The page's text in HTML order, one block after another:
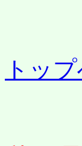
トッ